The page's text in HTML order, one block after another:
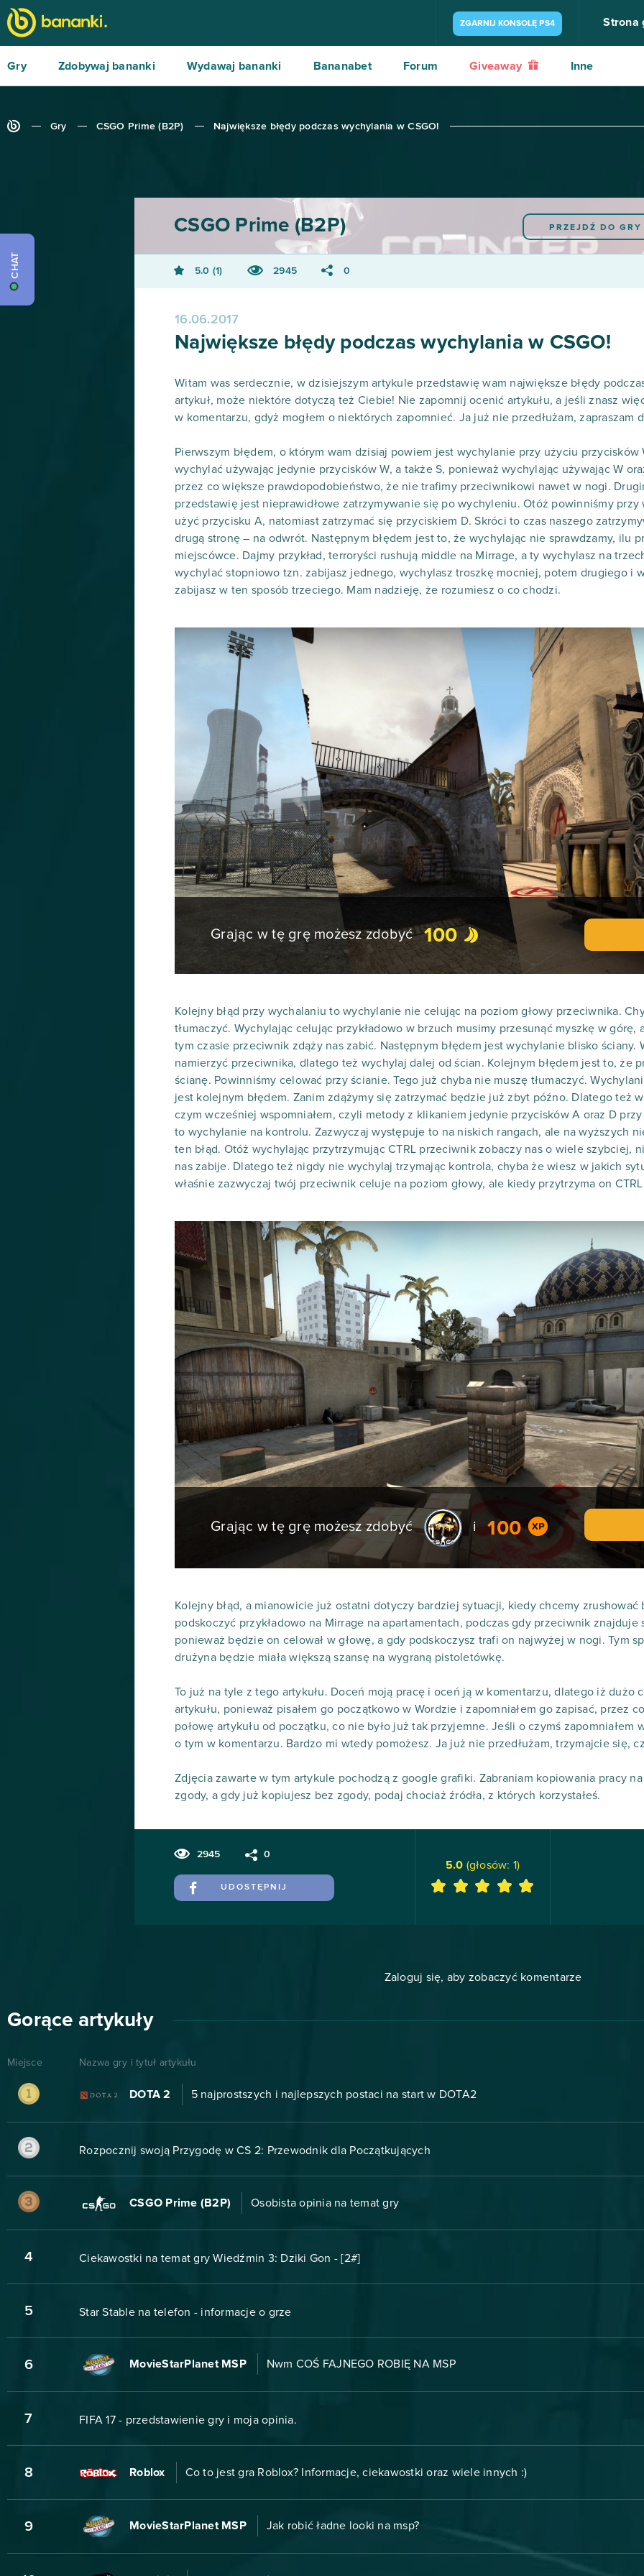
ZGARNIJ KONSOLĘ PS4 Strona
Gry Zdobywaj bananki Wydawaj bananki Bananabet Forum Giveaway Inne
Gry CSGO Prime (B2P) Największe błędy podczas wychylania w CSGO!
PRZEJDŹ DO
CSGO Prime (B2P)
5.0 1 2945 0
16.06.2017
Największe błędy podczas wychylania w CSGO!
Witam was serdecznie, w dzisiejszym artykule przedstawię wam największe błędy
artykuł, może niektóre dotyczą też Ciebie! Nie zapomnij ocenić artykułu, a jeśli znasz
w komentarzu, gdyż mogłem o niektórych zapomnieć. Ja już nie przedłużam, zapraszam
Pierwszym błędem, o którym wam dzisiaj powiem jest wychylanie przy użyciu przycisków
wychylać używając jedynie przycisków W, a także S, ponieważ wychylając używając W
przez co większe prawdopodobieństwo, że nie trafimy przeciwnikowi nawet w nogi.
przedstawię jest nieprawidłowe zatrzymywanie się po wychyleniu. Otóż powinniśmy
użyć przycisku A, natomiast zatrzymać się przyciskiem D. Skróci to czas naszego
drugą stronę – na odwrót. Następnym błędem jest to, że wychylając nie sprawdzamy, ilu
miejscówce. Dajmy przykład, terroryści rushują middle na Mirrage, a ty wychylasz na
wychylać stopniowo tzn. zabijasz jednego, wychylasz troszkę mocniej, potem drugiego i
zabijasz w ten sposób trzeciego. Mam nadzieję, że rozumiesz o co chodzi.
Grając w tę grę możesz zdobyć 100
Kolejny błąd przy wychalaniu to wychylanie nie celując na poziom głowy przeciwnika.
tłumaczyć. Wychylając celując przykładowo w brzuch musimy przesunąć myszkę w górę,
tym czasie przeciwnik zdąży nas zabić. Następnym błędem jest wychylanie blisko ściany.
namierzyć przeciwnika, dlatego też wychylaj dalej od ścian. Kolejnym błędem jest to, że
ścianę. Powinniśmy celować przy ścianie. Tego już chyba nie muszę tłumaczyć.
jest kolejnym błędem. Zanim zdążymy się zatrzymać będzie już zbyt późno. Dlatego też
czym wcześniej wspomniałem, czyli metody z klikaniem jedynie przycisków A oraz D
to wychylanie na kontrolu. Zazwyczaj występuje to na niskich rangach, ale na wyższych
ten błąd. Otóż wychylając przytrzymując CTRL przeciwnik zobaczy nas o wiele szybciej,
nas zabije. Dlatego też nigdy nie wychylaj trzymając kontrola, chyba że wiesz w jakich
właśnie zazwyczaj twój przeciwnik celuje na poziom głowy, ale kiedy przytrzyma on
Grając w tę grę możesz zdobyć i 100
Kolejny błąd, a mianowicie już ostatni dotyczy bardziej sytuacji, kiedy chcemy
podskoczyć przykładowo na Mirrage na apartamentach, podczas gdy przeciwnik
ponieważ będzie on celował w głowę, a gdy podskoczysz trafi on najwyżej w nogi. Tym
drużyna będzie miała większą szansę na wygraną pistoletówkę.
To już na tyle z tego artykułu. Doceń moją pracę i oceń ją w komentarzu, dlatego iż dużo
artykułu, ponieważ pisałem go początkowo w Wordzie i zapomniałem go zapisać, przez
połowę artykułu od początku, co nie było już tak przyjemne. Jeśli o czymś zapomniałem
o tym w komentarzu. Bardzo mi wtedy pomożesz. Ja już nie przedłużam, trzymajcie się,
Zdjęcia zawarte w tym artykule pochodzą z google grafiki. Zabraniam kopiowania pracy
zgody, a gdy już kopiujesz bez zgody, podaj chociaż źródła, z których korzystałeś.
2945 0
UDOSTĘPNIJ
5.0 (głosów: 1)
Zaloguj się, aby zobaczyć komentarze
Gorące artykuły
Miejsce Nazwa gry i tytuł artykułu
DOTA 2 5 najprostszych i najlepszych postaci na start w DOTA2
Rozpocznij swoją Przygodę w CS 2: Przewodnik dla Początkujących
CSGO Prime (B2P) Osobista opinia na temat gry
4 Ciekawostki na temat gry Wiedźmin 3: Dziki Gon - [2#]
5 Star Stable na telefon - informacje o grze
6 MovieStarPlanet MSP Nwm COŚ FAJNEGO ROBIĘ NA MSP
7 FIFA 17 - przedstawienie gry i moja opinia.
8 Roblox Co to jest gra Roblox? Informacje, ciekawostki oraz wiele innych :)
9 MovieStarPlanet MSP Jak robić ładne looki na msp?
CHAT